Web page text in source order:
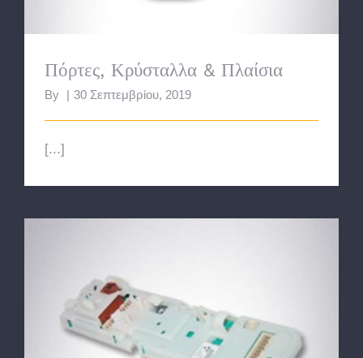
Πόρτες, Κρύσταλλα & Πλαίσια
By 30 Σεπτεμβρίου, 2019
[...]